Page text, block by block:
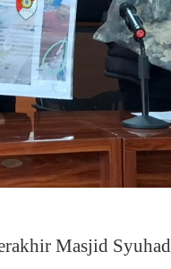
Masjid